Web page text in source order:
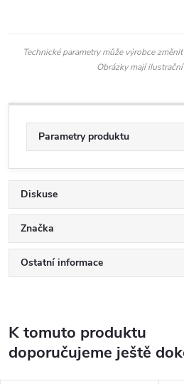
Technické parametry může výrobce
Obrázky mají ilustrační
Parametry produktu
Diskuse
Značka
Ostatní informace
K tomuto produktu
doporučujeme ještě